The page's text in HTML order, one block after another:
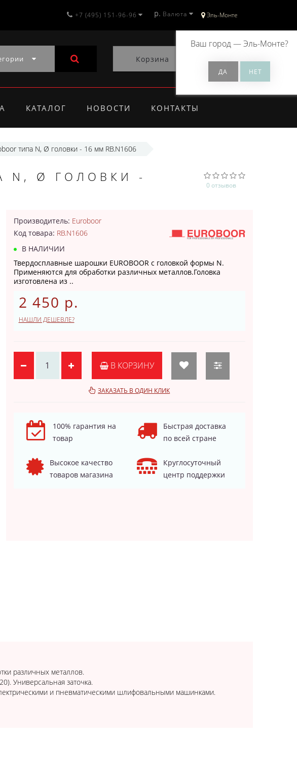
Эль-Монте
Ваш город —Эль-Монте?
+7 (495) 151-96-96 р. Валюта
Корзина 0
КАТАЛОГ НОВОСТИ КОНТАКТЫ
типа N, Ø головки - 16 мм RB.N1606
N, Ø ГОЛОВКИ -
0 отзывов
Производитель: Euroboor
Код товара: RB.N1606
В НАЛИЧИИ
Твердосплавные шарошки EUROBOOR с головкой формы N.
Применяются для обработки различных металлов.Головка
изготовлена из ..
2 450 р.
НАШЛИ ДЕШЕВЛЕ?
В КОРЗИНУ
ЗАКАЗАТЬ В ОДИН КЛИК
100% гарантия на
товар
Быстрая доставка
по всей стране
Высокое качество
товаров магазина
Круглосуточный
центр поддержки
различных металлов.
Универсальная заточка.
и пневматическими шлифовальными машинками.